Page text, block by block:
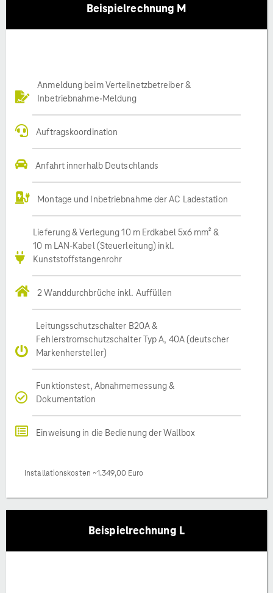
Beispielrechnung M
Anmeldung beim Verteilnetzbetreiber &
Inbetriebnahme-Meldung
Auftragskoordination
Anfahrt innerhalb Deutschlands
Montage und Inbetriebnahme der AC Ladestation
Lieferung & Verlegung 10 m Erdkabel 5x6 mm² &
10 m LAN-Kabel (Steuerleitung) inkl.
Kunststoffstangenrohr
2 Wanddurchbrüche inkl. Auffüllen
Leitungsschutzschalter B20A &
Fehlerstromschutzschalter Typ A, 40A (deutscher
Markenhersteller)
Funktionstest, Abnahmemessung &
Dokumentation
Einweisung in die Bedienung der Wallbox
Installationskosten ~1.349,00 Euro
Beispielrechnung L